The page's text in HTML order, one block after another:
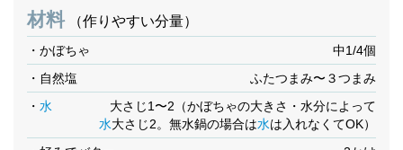
材料 （作りやすい分量）
・かぼちゃ
中1/4個
・自然塩
ふたつまみ〜３つまみ
・ 水
大さじ1〜2（かぼちゃの大きさ・水分によって
水大さじ2。無水鍋の場合は水は入れなくてOK）